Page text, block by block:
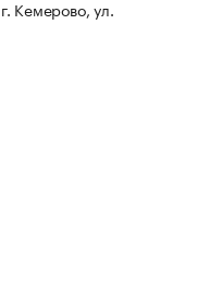
Кемерово, ул.